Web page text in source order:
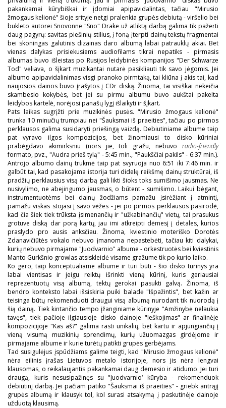
pakankamai kūrybiškai ir įdomiai apipavidalintas, tačiau "Mirusio
žmogaus kelionė" šioje srityje netgi pralenkia grupės debiutą - viršelio bei
bukleto autorei Snovonne "Sno" Drake už atliktą darbą galima tik pažerti
daug pagyrų: savitas piešinių stilius, į foną įterpti dainų tekstų fragmentai
bei skoningas galutinis dizainas daro albumą labai patrauklų akiai. Bet
vienas dalykas prisiekusiems audiofilams tikrai nepatiks - pirmasis
albumas buvo išleistas po Rusijos leidybinės kompanijos "Der Schwarze
Tod" vėliava, o šįkart muzikantai nutarė pasikliauti tik savo jėgomis. Jei
albumo apipavidalinimas visgi pranoko pirmtaką, tai kliūna į akis tai, kad
naujosios dainos buvo įrašytos į CDr diską. Žinoma, tai visiškai nekeičia
skambesio kokybės, bet jei su pirmu albumu buvo aukštai pakelta
leidybos kartelė, norėjosi panašų lygį išlaikyti ir šįkart.
Pats laikas sugrįžti prie muzikinės pusės. "Mirusio žmogaus kelionė"
trunka 10 minučių trumpiau nei "Šauksmai iš praeities", tačiau po pirmos
perklausos galima susidaryti priešingą vaizdą. Debiutiniame albume taip
pat vyravo ilgos kompozicijos, bet žinomiausi to disko kūriniai
prabėgdavo akimirksniu (nors jie, toli gražu, nebuvo radio-friendly
formato, pvz., "Audra prieš tylą" - 5:45 min., "Paukščiai pakils" - 6:37 min.).
Antrojo albumo dainų trukmė taip pat svyruoja nuo 6:51 iki 7:46 min. ir
galbūt tai, kad pasakojama istorija turi didelę reikšmę dainų struktūrai, iš
pradžių perklausius visą darbą gali likti šioks toks sumišimo jausmas. Ne
nusivylimo, ne abejingumo jausmas, o būtent - sumišimo. Laikui bėgant,
instrumentuotėms bei dainų žodžiams pamažu įsirėžiant į atmintį,
pamažu viskas stojasi į savo vėžes - jei po pirmos perklausos pasirodė,
kad čia šiek tiek trūksta įsimenančių ir "užkabinančių" vietų, tai prasukus
grotuve diską dar porą kartų, jau imi atkreipti dėmesį į detales, kurios
praslydo pro ausis anksčiau. Žinoma, kviestinio moteriško Dorotės
Zdanavičiūtės vokalo nebuvo įmanoma nepastebėti, tačiau kiti dalykai,
kurių nebuvo pirmajame "Juodvarnio" albume - orkestruotės bei kviestinis
Manto Gurkšnio growlas atsiskleidė visame gražume tik po kurio laiko.
Ko gero, taip konceptualiame albume ir turi būti - šio disko turinys yra
labai vientisas ir jeigu reiktų išrinkti vieną kūrinį, kuris geriausiai
reprezentuotų visą albumą, tektų gerokai pasukti galvą. Žinoma, iš
bendro konteksto labai išsiskiria puiki baladė "Išpažintis", bet kažin ar
teisinga būtų rekomenduoti draugui visą albumą nurodant tik nuorodą į
šią dainą. Tiek kintančio tempo įžanginiame kūrinyje "Amžinybė nelaukia
tavęs", tiek pačioje ilgiausioje disko dainoje "Ieškojimas" ar finalinėje
kompozicijoje "Kas aš?" galima rasti unikalių, bet kartu ir apjungiančių į
vieną visumą muzikinių sprendimų, kurių užuomazgas girdėjome ir
pirmajame albume ir kurie turėtų patikti grupės gerbėjams.
Tad susigulėjus įspūdžiams galime teigti, kad "Mirusio žmogaus kelionė"
nėra eilinis įrašas Lietuvos metalo istorijoje, nors jis nėra lengvai
klausomas, o reikalaujantis pakankamai daug dėmesio ir atidumo. Jei turi
draugą, kuris nesusipažinęs su "Juodvarnio‘ kūryba - rekomenduok
debiutinį darbą. Jei pačiam patiko "Šauksmai iš praeities" - griebk antrąjį
grupės albumą ir klausyk tol, kol surasi atsakymą į paskutinėje dainoje
užduotą klausimą.